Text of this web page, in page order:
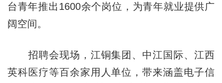
台青年推出1600余个岗位，为青年就业提供广
阔空间。
招聘会现场，江铜集团、中江国际、江西
英科医疗等百余家用人单位，带来涵盖电子信